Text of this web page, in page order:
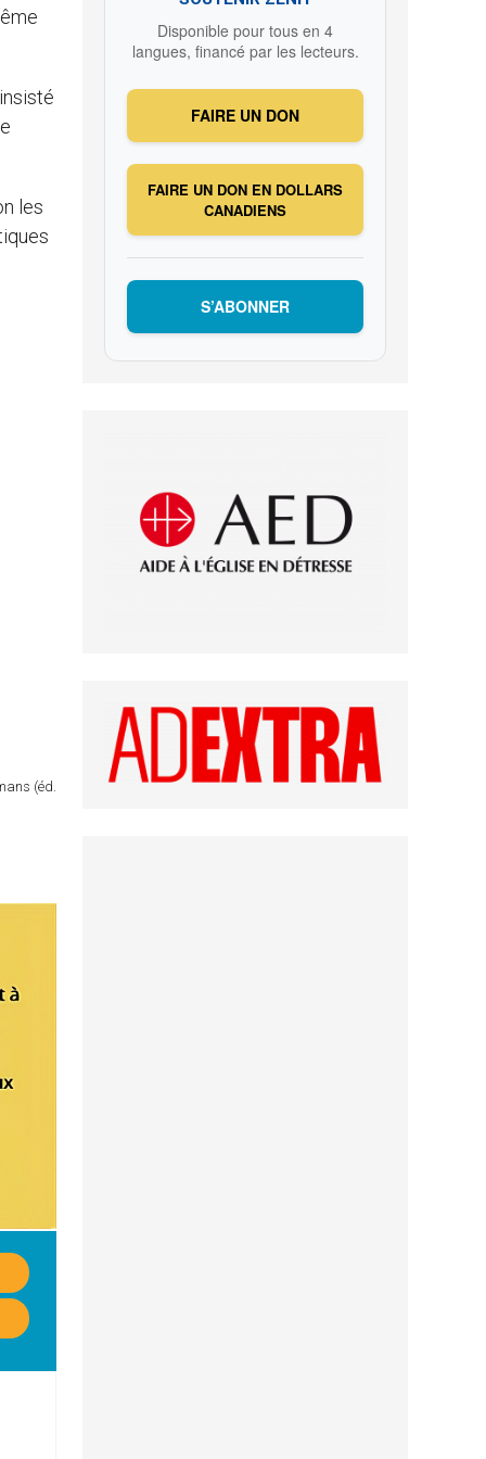
les
(éd.
Disponible pour tous en 4
langues, financé par les lecteurs.
FAIRE UN DON
FAIRE UN DON EN DOLLARS
CANADIENS
S’ABONNER